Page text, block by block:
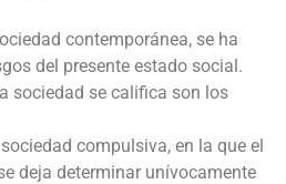
contemporánea, se ha
del presente estado social.
sociedad se califica son los
compulsiva, en la que el
deja determinar unívocamente